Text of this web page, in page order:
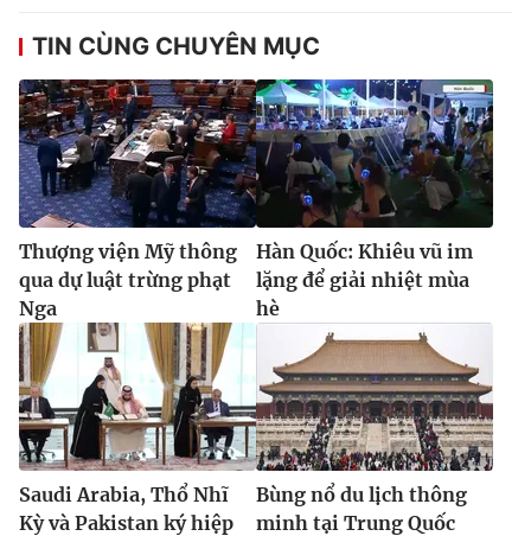
TIN CÙNG CHUYÊN MỤC
Thượng viện Mỹ thông
qua dự luật trừng phạt
Nga
Hàn Quốc: Khiêu vũ im
lặng để giải nhiệt mùa
hè
Saudi Arabia, Thổ Nhĩ
Kỳ và Pakistan ký hiệp
Bùng nổ du lịch thông
minh tại Trung Quốc